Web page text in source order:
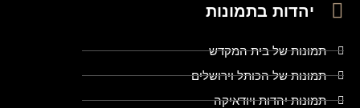
יהדות בתמונות
תמונות של בית המקדש
תמונות של הכותל וירושלים
תמונות יהדות ויודאיקה